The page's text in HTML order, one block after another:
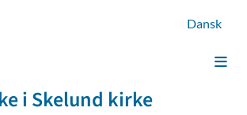
Dansk
i Skelund kirke